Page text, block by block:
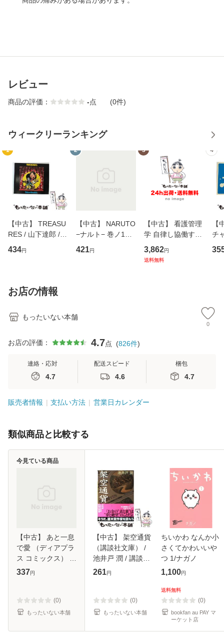
レビュー
商品の評価： -点 (0件)
ウィークリーランキング
1
【中古】 TREASU
RES / 山下達郎 /
イーストウエス
ト・ジャパン [CD]
434円
2
【中古】 NARUTO
−ナルト− 巻ノ1
（ジャンプコミッ
クス） / 岸本 斉史
421円
3
【中古】 看護管理
学 自律し協働する
専門職の看護マネ
ジメントスキル 改
3,862円
送料無料
4
【
チ
キ
お店の情報
もったいない本舗
0
お店の評価： 4.7点 (826件)
連絡・応対
4.7
配送スピード
4.6
梱包
4.7
販売者情報 支払い方法 営業日カレンダー
類似商品と比較する
【中古】 あと一息
で愛 （ディアプラ
ス コミックス） /
まさお 三月 / 新書
337円
(0)
もったいない本舗
今見ている商品
【中古】 架空通貨
（講談社文庫） /
池井戸 潤 / 講談社
[文庫]【メール便送
261円
(0)
もったいない本舗
ちいかわ なんか小
さくてかわいいや
つ 1/ナガノ
1,100円
送料無料
(0)
bookfan au PAY マ
ーケット店